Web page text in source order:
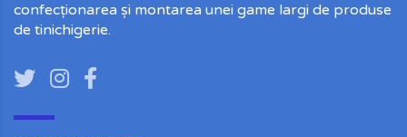
confecționarea și montarea unei game largi de produse
de tinichigerie.